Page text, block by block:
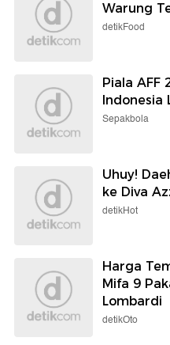
Warung
detikFood
Piala AFF
Indonesia
Sepakbola
Uhuy!
ke Diva
detikHot
Harga
Mifa 9
Lombardi
detikOto